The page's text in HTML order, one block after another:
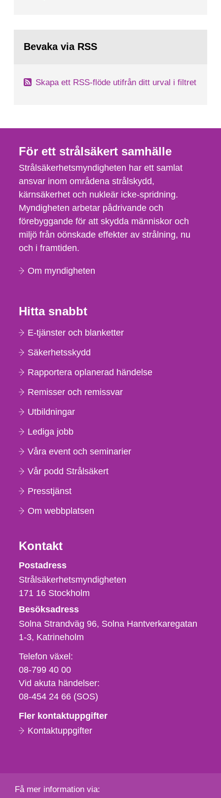
Bevaka via RSS
Skapa ett RSS-flöde utifrån ditt urval i filtret
För ett strålsäkert samhälle
Strålsäkerhetsmyndigheten har ett samlat
ansvar inom områdena strålskydd,
kärnsäkerhet och nukleär icke-spridning.
Myndigheten arbetar pådrivande och
förebyggande för att skydda människor och
miljö från oönskade effekter av strålning, nu
och i framtiden.
Om myndigheten
Hitta snabbt
E-tjänster och blanketter
Säkerhetsskydd
Rapportera oplanerad händelse
Remisser och remissvar
Utbildningar
Lediga jobb
Våra event och seminarier
Vår podd Strålsäkert
Presstjänst
Om webbplatsen
Kontakt
Strålsäkerhetsmyndigheten
Postadress
Strålsäkerhetsmyndigheten
171 16 Stockholm
Besöksadress
Solna Strandväg 96, Solna Hantverkaregatan
1-3 Katrineholm
Telefon,
fax
och
e-
Telefon växel:
08-799 40 00
Vid akuta händelser:
08-454 24 66 (SOS)
Fler kontaktuppgifter
Kontaktuppgifter
Få mer information via: